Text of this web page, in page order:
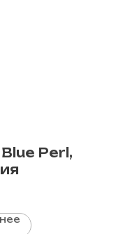
Perl,